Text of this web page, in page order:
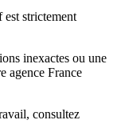
est strictement
inexactes ou une
agence France
, consultez